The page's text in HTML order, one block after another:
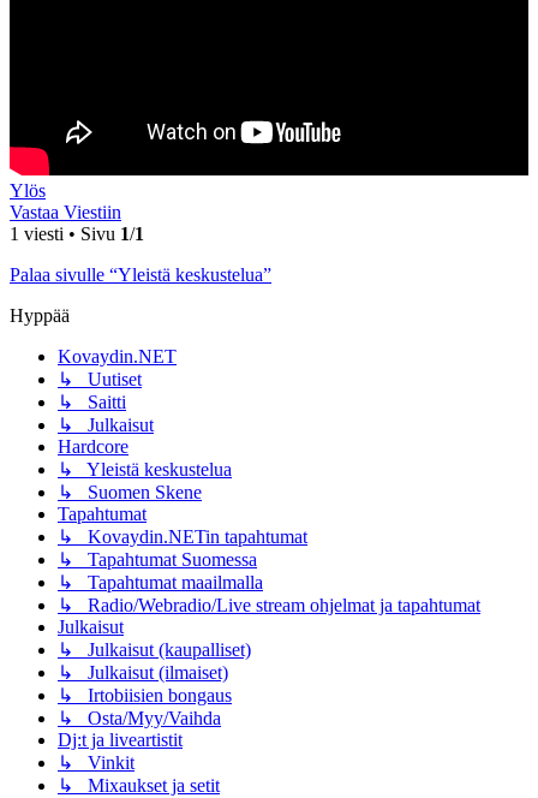
Ylös
Vastaa Viestiin
1 viesti • Sivu 1/1
Palaa sivulle “Yleistä keskustelua”
Hyppää
Kovaydin.NET
↳ Uutiset
↳ Saitti
↳ Julkaisut
Hardcore
↳ Yleistä keskustelua
↳ Suomen Skene
Tapahtumat
↳ Kovaydin.NETin tapahtumat
↳ Tapahtumat Suomessa
↳ Tapahtumat maailmalla
↳ Radio/Webradio/Live stream ohjelmat ja tapahtumat
Julkaisut
↳ Julkaisut (kaupalliset)
↳ Julkaisut (ilmaiset)
↳ Irtobiisien bongaus
↳ Osta/Myy/Vaihda
Dj:t ja liveartistit
↳ Vinkit
↳ Mixaukset ja setit